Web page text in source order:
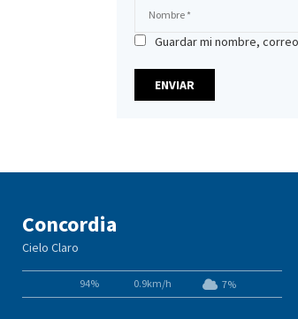
Guardar mi nombre,
Concordia
Cielo Claro
94% 0.9km/h 7%